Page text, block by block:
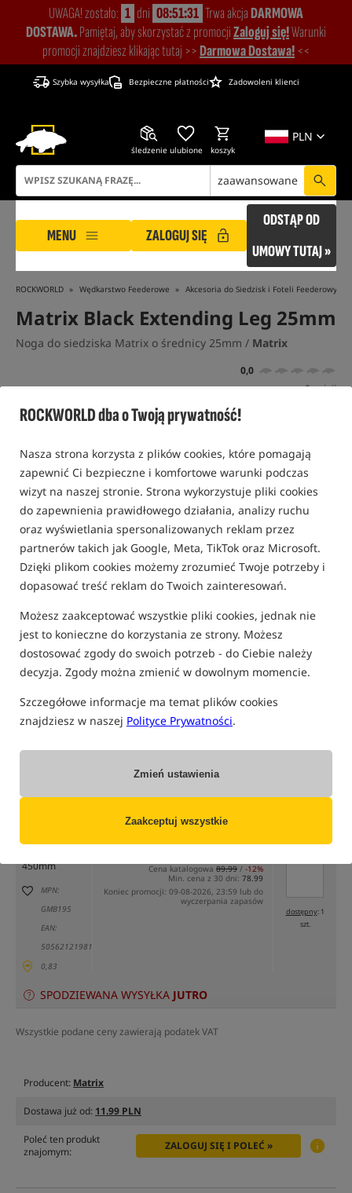
ROCKWORLD dba o Twoją prywatność!
Nasza strona korzysta z plików cookies, które pomagają
zapewnić Ci bezpieczne i komfortowe warunki podczas
wizyt na naszej stronie. Strona wykorzystuje pliki cookies
do zapewnienia prawidłowego działania, analizy ruchu
oraz wyświetlania spersonalizowanych reklam przez
partnerów takich jak Google, Meta, TikTok oraz Microsoft.
Dzięki plikom cookies możemy zrozumieć Twoje potrzeby i
dopasować treść reklam do Twoich zainteresowań.
Możesz zaakceptować wszystkie pliki cookies, jednak nie
jest to konieczne do korzystania ze strony. Możesz
dostosować zgody do swoich potrzeb - do Ciebie należy
decyzja. Zgody można zmienić w dowolnym momencie.
Szczegółowe informacje ma temat plików cookies
znajdziesz w naszej Polityce Prywatności.
Zmień ustawienia
Zaakceptuj wszystkie
UWAGA! zostało: 1 dni 08:51:30 Trwa akcjaDARMOWA
DOSTAWA.Pamiętaj, aby skorzystać z promocjiZaloguj się!Warunki
promocji znajdziesz klikając tutaj >>Darmowa Dostawa! <<
Szybka wysyłka Bezpieczne płatności Zadowoleni klienci
PLN
śledzenie ulubione koszyk
zaawansowane
MENU ZALOGUJ SIĘ
ODSTĄP OD
UMOWY TUTAJ »
ROCKWORLD Wędkarstwo Feederowe Akcesoria do Siedzisk i Foteli Feederowych
Matrix Black Extending Leg 25mm
Noga do siedziska Matrix o średnicy 25mm / Matrix
0,0
0 opinii
Promocja
"naszym magazynie"
Cena PLN
450mm
MPN:
GMB195
EAN:
5056212198115
0,83
Cena katalogowa 89.99 / -12%
Min. cena z 30 dni: 78.99
Koniec promocji: 09-08-2026, 23:59 lub do
wyczerpania zapasów
dostępny: 1
szt.
SPODZIEWANA WYSYŁKA JUTRO
Wszystkie podane ceny zawierają podatek VAT
Producent: Matrix
Dostawa już od: 11.99 PLN
Poleć ten produkt
znajomym:
ZALOGUJ SIĘ I POLEĆ »